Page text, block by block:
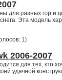
для разных гор и
Эта модель
1)
2006-2007
для тех, кто
удачной